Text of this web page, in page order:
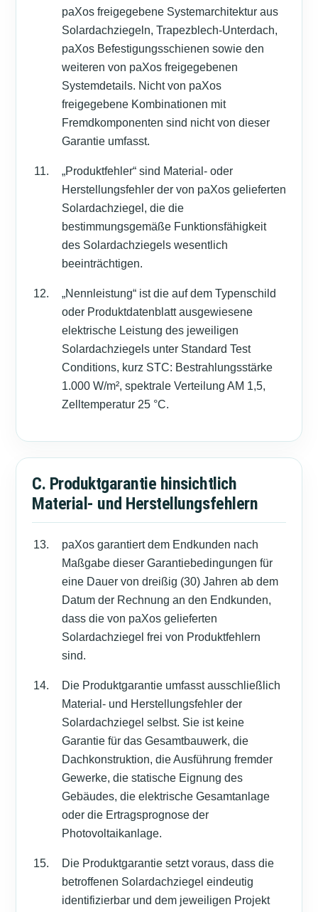
paXos freigegebene Systemarchitektur aus
Solardachziegeln, Trapezblech-Unterdach,
paXos Befestigungsschienen sowie den
weiteren von paXos freigegebenen
Systemdetails. Nicht von paXos
freigegebene Kombinationen mit
Fremdkomponenten sind nicht von dieser
Garantie umfasst.
„Produktfehler“ sind Material- oder
Herstellungsfehler der von paXos gelieferten
Solardachziegel, die die
bestimmungsgemäße Funktionsfähigkeit
des Solardachziegels wesentlich
beeinträchtigen.
„Nennleistung“ ist die auf dem Typenschild
oder Produktdatenblatt ausgewiesene
elektrische Leistung des jeweiligen
Solardachziegels unter Standard Test
Conditions, kurz STC: Bestrahlungsstärke
1.000 W/m², spektrale Verteilung AM 1,5,
Zelltemperatur 25 °C.
C. Produktgarantie hinsichtlich
Material- und Herstellungsfehlern
paXos garantiert dem Endkunden nach
Maßgabe dieser Garantiebedingungen für
eine Dauer von dreißig (30) Jahren ab dem
Datum der Rechnung an den Endkunden,
dass die von paXos gelieferten
Solardachziegel frei von Produktfehlern
sind.
Die Produktgarantie umfasst ausschließlich
Material- und Herstellungsfehler der
Solardachziegel selbst. Sie ist keine
Garantie für das Gesamtbauwerk, die
Dachkonstruktion, die Ausführung fremder
Gewerke, die statische Eignung des
Gebäudes, die elektrische Gesamtanlage
oder die Ertragsprognose der
Photovoltaikanlage.
Die Produktgarantie setzt voraus, dass die
betroffenen Solardachziegel eindeutig
identifizierbar und dem jeweiligen Projekt